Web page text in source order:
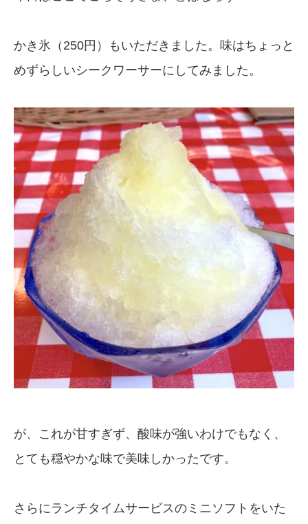
かき氷（250円）もいただきました。味はちょっと
めずらしいシークワーサーにしてみました。
が、これが甘すぎず、酸味が強いわけでもなく、
とても穏やかな味で美味しかったです。
さらにランチタイムサービスのミニソフトをいた